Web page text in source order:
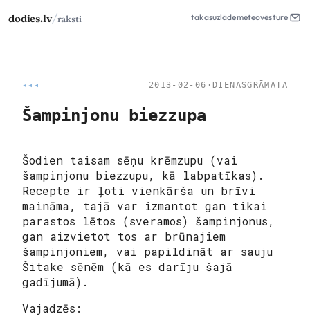
dodies.lv/raksti takasuzlādemeteovēsture
◂◂◂ 2013-02-06 · DIENASGRĀMATA
Šampinjonu biezzupa
Šodien taisam sēņu krēmzupu (vai
šampinjonu biezzupu, kā labpatīkas).
Recepte ir ļoti vienkārša un brīvi
maināma, tajā var izmantot gan tikai
parastos lētos (sveramos) šampinjonus,
gan aizvietot tos ar brūnajiem
šampinjoniem, vai papildināt ar sauju
Šitake sēnēm (kā es darīju šajā
gadījumā).
Vajadzēs: